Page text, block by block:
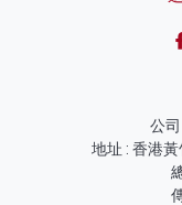
公
地址 : 香港